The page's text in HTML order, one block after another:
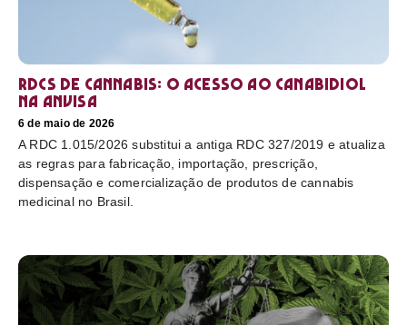
RDCs de cannabis: o acesso ao canabidiol
na Anvisa
6 de maio de 2026
A RDC 1.015/2026 substitui a antiga RDC 327/2019 e atualiza
as regras para fabricação, importação, prescrição,
dispensação e comercialização de produtos de cannabis
medicinal no Brasil.